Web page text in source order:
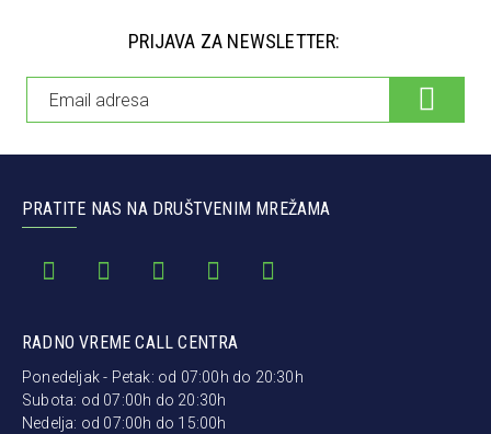
PRIJAVA ZA NEWSLETTER:
PRATITE NAS NA DRUŠTVENIM MREŽAMA
RADNO VREME CALL CENTRA
Ponedeljak - Petak: od 07:00h do 20:30h
Subota: od 07:00h do 20:30h
Nedelja: od 07:00h do 15:00h